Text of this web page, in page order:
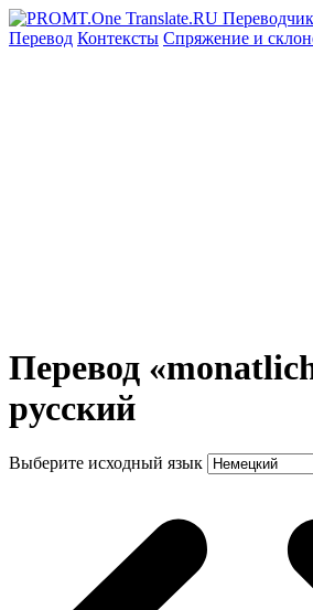
Перевод Контексты Спряжение и
Перевод
русский
Выберите исходный язык